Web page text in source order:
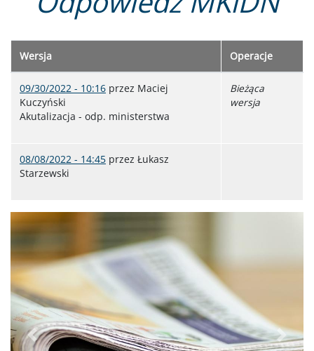
Wersja Operacje
09/30/2022 - 10:16 przez Maciej
Kuczyński
Akutalizacja - odp. ministerstwa
Bieżąca
wersja
08/08/2022 - 14:45 przez Łukasz
Starzewski
Poprzednie Dalej